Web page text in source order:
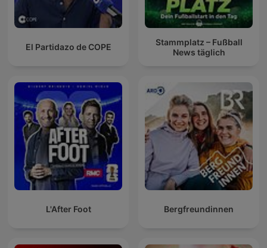
El Partidazo de COPE
Stammplatz – Fußball
News täglich
L'After Foot Bergfreundinnen